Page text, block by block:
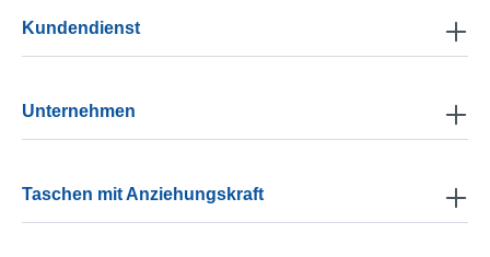
Kundendienst
Unternehmen
Taschen mit Anziehungskraft